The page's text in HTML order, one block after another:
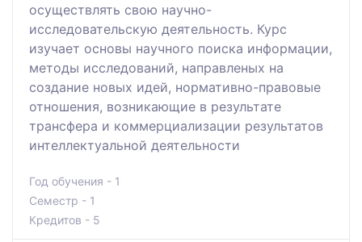
осуществлять свою научно-
исследовательскую деятельность. Курс
изучает основы научного поиска информации,
методы исследований, направленых на
создание новых идей, нормативно-правовые
отношения, возникающие в результате
трансфера и коммерциализации результатов
интеллектуальной деятельности
Год обучения - 1
Семестр - 1
Кредитов - 5